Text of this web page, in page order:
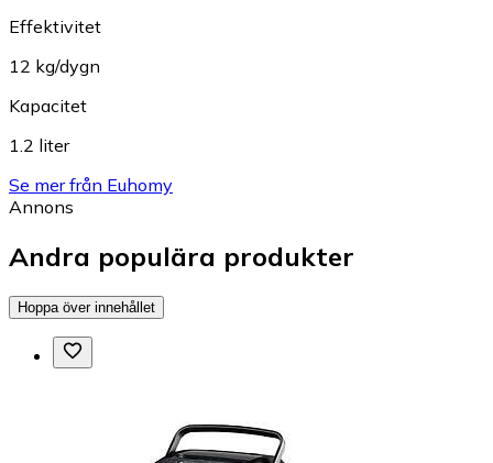
Effektivitet
12 kg/dygn
Kapacitet
1.2 liter
Se mer från Euhomy
Annons
Andra populära produkter
Hoppa över innehållet